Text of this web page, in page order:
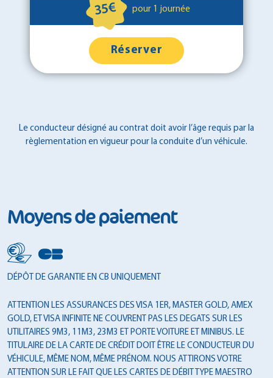
35€ pour 1 journée
Réserver
Le conducteur désigné au contrat doit avoir l’âge requis par la
règlementation en vigueur pour la conduite d’un véhicule.
Moyens de paiement
DÉPÔT DE GARANTIE EN CB UNIQUEMENT
ATTENTION LES ASSURANCES DES VISA 1ER, MASTER GOLD, AMEX
GOLD, ET VISA INFINITE NE COUVRENT PAS LES DEGATS SUR LES
UTILITAIRES 9M3, 11M3, 23M3 ET PORTE VOITURE ET MINIBUS. LE
TITULAIRE DE LA CARTE DE CRÉDIT DOIT ÊTRE LE CONDUCTEUR DU
VÉHICULE, MÊME NOM, MÊME PRÉNOM. NOUS ATTIRONS VOTRE
ATTENTION SUR LE FAIT QUE LES CARTES DE DÉBIT TYPE MAESTRO